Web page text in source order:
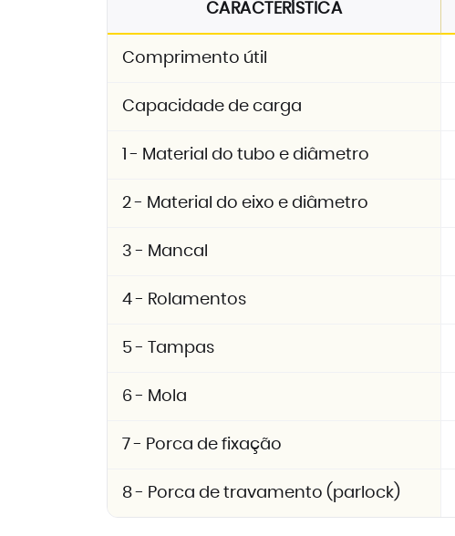
CARACTERÍSTICA
Comprimento útil
Capacidade de carga
1 - Material do tubo e diâmetro
2 - Material do eixo e diâmetro
3 - Mancal
4 - Rolamentos
5 - Tampas
6 - Mola
7 - Porca de fixação
8 - Porca de travamento (parlock)